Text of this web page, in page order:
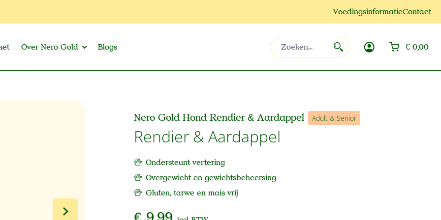
VoedingsinformatieContact
Over Nero Gold Blogs € 0,00
Nero Gold Hond Rendier & Aardappel Adult & Senior
Rendier & Aardappel
Ondersteunt vertering
Overgewicht en gewichtsbeheersing
Gluten, tarwe en mais vrij